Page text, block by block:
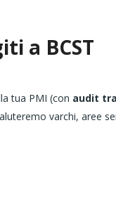
a BCST
tua PMI (con audit
varchi, aree